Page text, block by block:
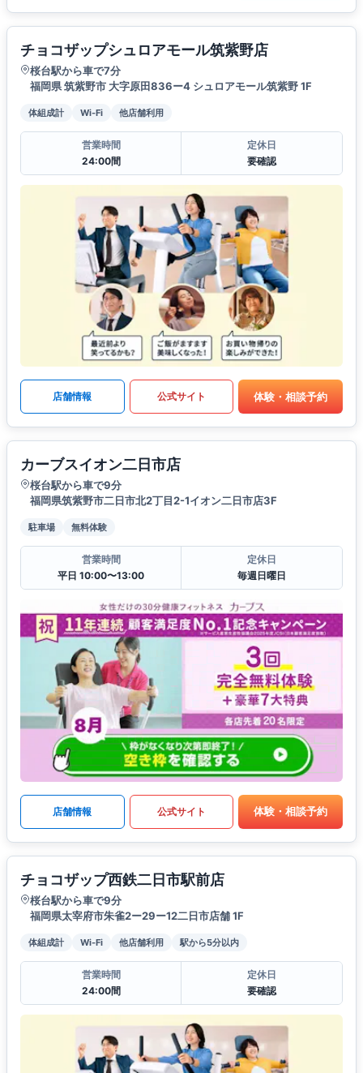
チョコザップシュロアモール筑紫野店
桜台駅から車で7分
福岡県 筑紫野市 大字原田836ー4 シュロアモール筑紫野 1F
体組成計 Wi-Fi 他店舗利用
営業時間
24:00間
定休日
要確認
店舗情報 公式サイト 体験・相談予約
カーブスイオン二日市店
桜台駅から車で9分
福岡県筑紫野市二日市北2丁目2-1イオン二日市店3F
駐車場 無料体験
営業時間
平日 10:00〜13:00
定休日
毎週日曜日
店舗情報 公式サイト 体験・相談予約
チョコザップ西鉄二日市駅前店
桜台駅から車で9分
福岡県太宰府市朱雀2ー29ー12二日市店舗 1F
体組成計 Wi-Fi 他店舗利用 駅から5分以内
営業時間
24:00間
定休日
要確認